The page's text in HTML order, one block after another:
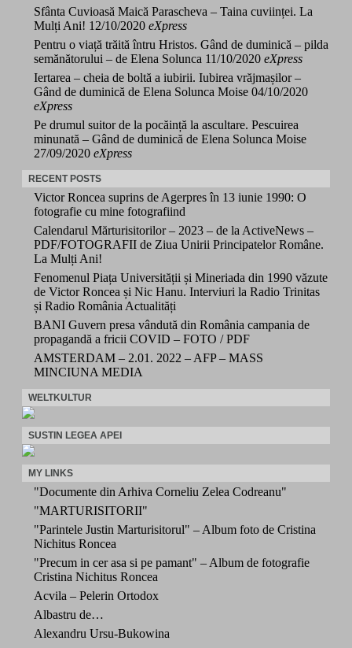
Sfânta Cuvioasă Maică Parascheva – Taina cuviinței. La
Mulți Ani! 12/10/2020 eXpress
Pentru o viață trăită întru Hristos. Gând de duminică – pilda
semănătorului – de Elena Solunca 11/10/2020 eXpress
Iertarea – cheia de boltă a iubirii. Iubirea vrăjmașilor –
Gând de duminică de Elena Solunca Moise 04/10/2020
eXpress
Pe drumul suitor de la pocăință la ascultare. Pescuirea
minunată – Gând de duminică de Elena Solunca Moise
27/09/2020 eXpress
RECENT POSTS
Victor Roncea suprins de Agerpres în 13 iunie 1990: O
fotografie cu mine fotografiind
Calendarul Mărturisitorilor – 2023 – de la ActiveNews –
PDF/FOTOGRAFII de Ziua Unirii Principatelor Române.
La Mulți Ani!
Fenomenul Piața Universității și Mineriada din 1990 văzute
de Victor Roncea și Nic Hanu. Interviuri la Radio Trinitas
și Radio România Actualități
BANI Guvern presa vândută din România campania de
propagandă a fricii COVID – FOTO / PDF
AMSTERDAM – 2.01. 2022 – AFP – MASS
MINCIUNA MEDIA
WELTKULTUR
SUSTIN LEGEA APEI
MY LINKS
"Documente din Arhiva Corneliu Zelea Codreanu"
"MARTURISITORII"
"Parintele Justin Marturisitorul" – Album foto de Cristina
Nichitus Roncea
"Precum in cer asa si pe pamant" – Album de fotografie
Cristina Nichitus Roncea
Acvila – Pelerin Ortodox
Albastru de…
Alexandru Ursu-Bukowina